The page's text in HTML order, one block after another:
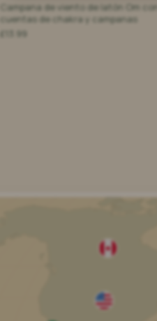
Campana de viento de latón Om con
cuentas de chakra y campanas
£13.99